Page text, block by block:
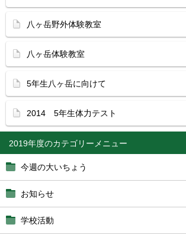
2019年度
今週の大いちょう
お知らせ
学校活動
八ヶ岳野外体験教室
八ヶ岳体験教室
5年生八ヶ岳に向けて
2014 5年生体力テスト